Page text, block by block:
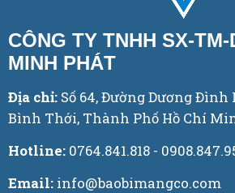
CÔNG TY TNHH SX-
MINH PHÁT
Địa chỉ: Số 64, Đường Dương Đình
Bình Thới, Thành Phố Hồ Chí
Hotline: 0764.841.818 -
Email: info@baobimangco.com